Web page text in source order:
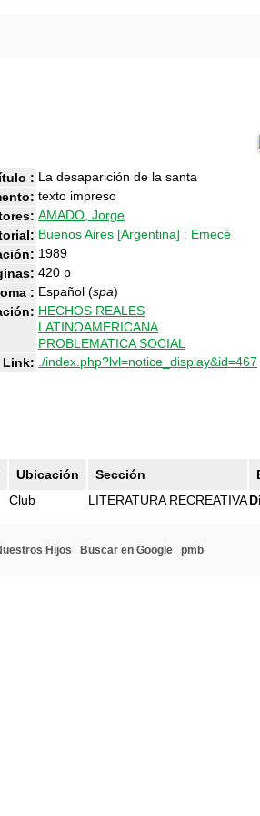
: La desaparición de la santa
texto impreso
AMADO, Jorge
Buenos Aires [Argentina] : Emecé
1989
420 p
: Español (spa)
HECHOS REALES
LATINOAMERICANA
PROBLEMATICA SOCIAL
Link: ./index.php?lvl=notice_display&id=467
Ubicación Sección
Club LITERATURA RECREATIVA
Hijos Buscar en Google pmb